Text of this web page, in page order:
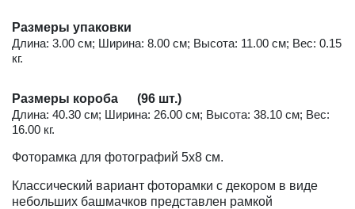
Размеры упаковки
Длина: 3.00 см; Ширина: 8.00 см; Высота: 11.00 см; Вес: 0.15
кг.
Размеры короба (96 шт.)
Длина: 40.30 см; Ширина: 26.00 см; Высота: 38.10 см; Вес:
16.00 кг.
Фоторамка для фотографий 5х8 см.
Классический вариант фоторамки с декором в виде
небольших башмачков представлен рамкой